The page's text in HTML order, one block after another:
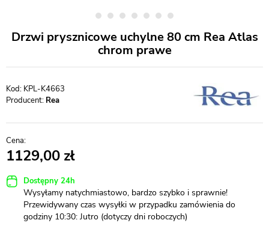
Drzwi prysznicowe uchylne 80 cm Rea Atlas
chrom prawe
KPL-K4663
Producent: Rea
1129,00
Dostępny 24h
Wysyłamy natychmiastowo, bardzo szybko i sprawnie!
Przewidywany czas wysyłki w przypadku zamówienia do
godziny 10:30: Jutro (dotyczy dni roboczych)